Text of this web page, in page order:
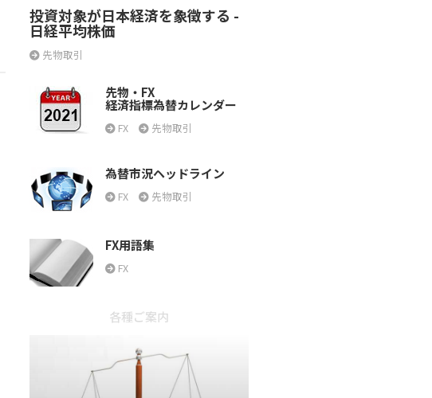
投資対象が日本経済を象徴する -
日経平均株価
先物取引
先物・FX
経済指標為替カレンダー
FX 先物取引
為替市況ヘッドライン
FX 先物取引
FX用語集
FX
各種ご案内